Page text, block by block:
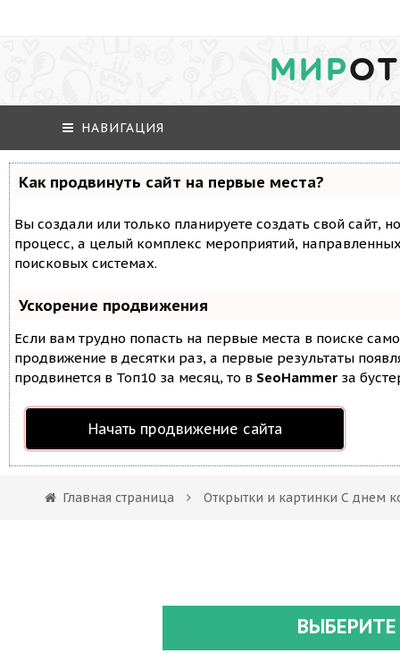
МИР
НАВИГАЦИЯ
Как продвинуть сайт на первые места?
Вы создали или только планируете создать свой сайт,
процесс, а целый комплекс мероприятий,
поисковых системах.
Ускорение продвижения
Если вам трудно попасть на первые места в поиске
продвижение в десятки раз, а первые результаты
продвинется в Топ10 за месяц, то в SeoHammer за
Начать продвижение сайта
Главная страница Открытки и картинки С днем